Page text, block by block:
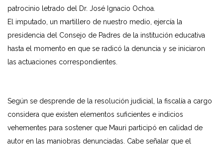
patrocinio letrado del Dr. José Ignacio Ochoa.
El imputado, un martillero de nuestro medio, ejercía la
presidencia del Consejo de Padres de la institución educativa
hasta el momento en que se radicó la denuncia y se iniciaron
las actuaciones correspondientes.
Según se desprende de la resolución judicial, la fiscalía a cargo
considera que existen elementos suficientes e indicios
vehementes para sostener que Mauri participó en calidad de
autor en las maniobras denunciadas. Cabe señalar que el